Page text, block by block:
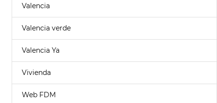
Valencia
Valencia verde
Valencia Ya
Vivienda
Web FDM